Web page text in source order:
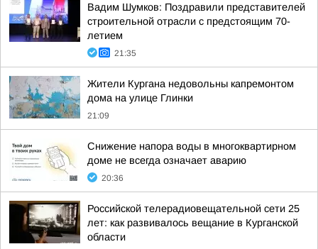
Вадим Шумков: Поздравили представителей
строительной отрасли с предстоящим 70-
летием
21:35
Жители Кургана недовольны капремонтом
дома на улице Глинки
21:09
Снижение напора воды в многоквартирном
доме не всегда означает аварию
20:36
Российской телерадиовещательной сети 25
лет: как развивалось вещание в Курганской
области